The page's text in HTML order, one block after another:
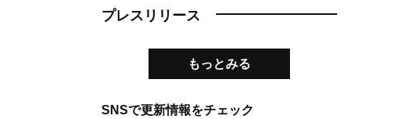
プレスリリース
もっとみる
SNSで更新情報をチェック